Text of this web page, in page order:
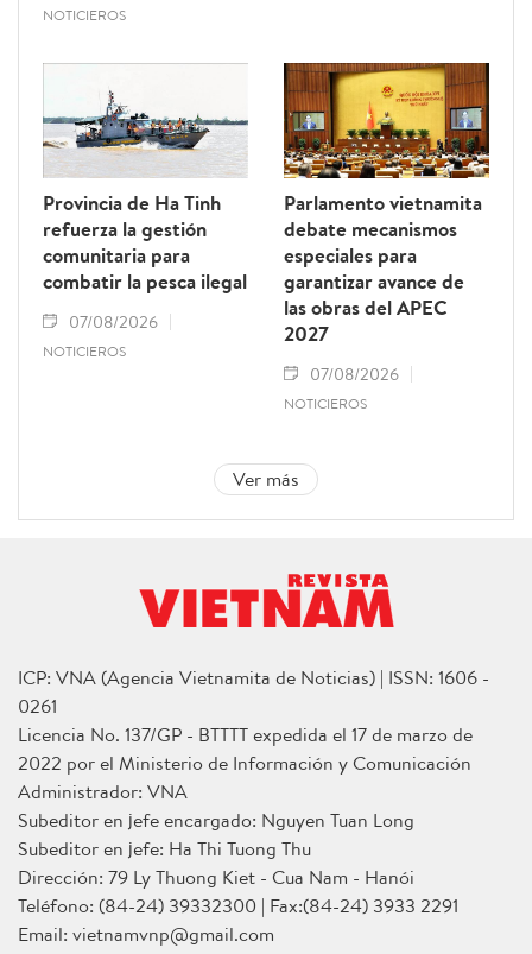
NOTICIEROS
Provincia de Ha Tinh
refuerza la gestión
comunitaria para
combatir la pesca ilegal
07/08/2026
NOTICIEROS
Parlamento vietnamita
debate mecanismos
especiales para
garantizar avance de
las obras del APEC
2027
07/08/2026
NOTICIEROS
Ver más
ICP: VNA (Agencia Vietnamita de Noticias) | ISSN: 1606 -
0261
Licencia No. 137/GP - BTTTT expedida el 17 de marzo de
2022 por el Ministerio de Información y Comunicación
Administrador: VNA
Subeditor en jefe encargado: Nguyen Tuan Long
Subeditor en jefe: Ha Thi Tuong Thu
Dirección: 79 Ly Thuong Kiet - Cua Nam - Hanói
Teléfono: (84-24) 39332300 | Fax:(84-24) 3933 2291
Email: vietnamvnp@gmail.com